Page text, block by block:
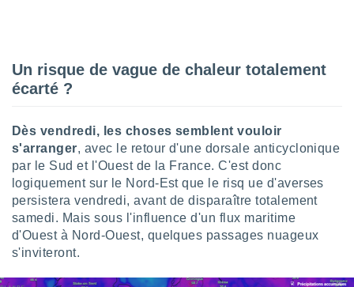
sur
limitées
la
créer
pour
Un risque de vague de chaleur totalement
écarté ?
Dès vendredi, les choses semblent vouloir
s'arranger, avec le retour d'une dorsale anticyclonique
par le Sud et l'Ouest de la France. C'est donc
logiquement sur le Nord-Est que le risq ue d'averses
persistera vendredi, avant de disparaître totalement
samedi. Mais sous l'influence d'un flux maritime
d'Ouest à Nord-Ouest, quelques passages nuageux
s'inviteront.